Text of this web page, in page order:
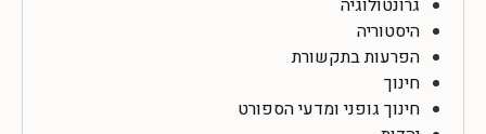
היסטוריה
הפרעות בתקשורת
חינוך
חינוך גופני ומדעי הספורט